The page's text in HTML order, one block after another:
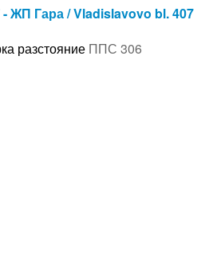
ЖП Гара / Vladislavovo bl. 407
разстояние ППС 306